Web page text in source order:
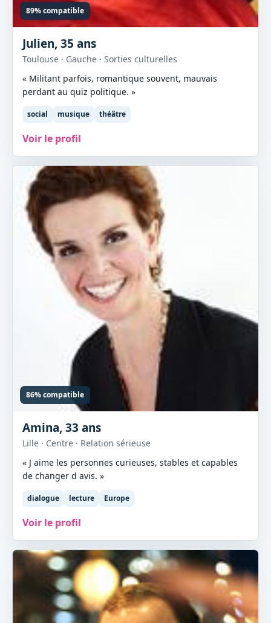
89% compatible
Julien, 35 ans
Toulouse · Gauche · Sorties culturelles
« Militant parfois, romantique souvent, mauvais
perdant au quiz politique. »
social musique théâtre
Voir le profil
86% compatible
Amina, 33 ans
Lille · Centre · Relation sérieuse
« J aime les personnes curieuses, stables et capables
de changer d avis. »
dialogue lecture Europe
Voir le profil